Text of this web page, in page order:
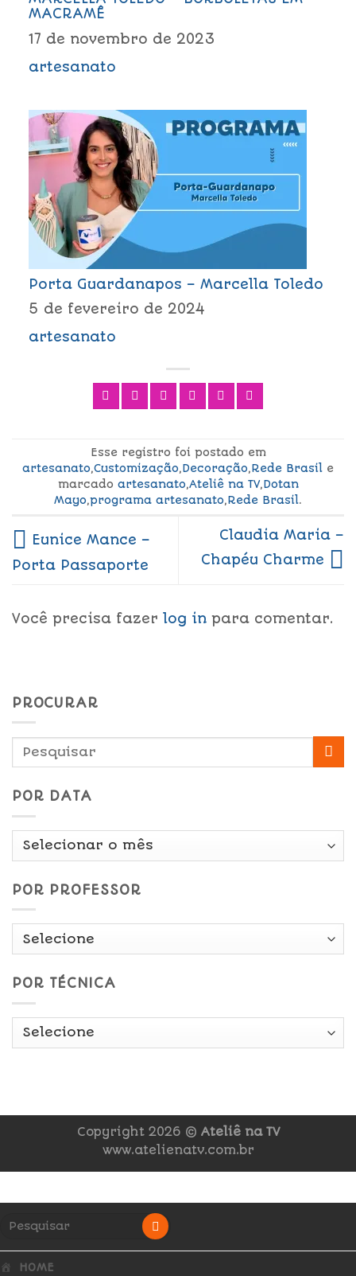
MACRAMÊ
17 de novembro de 2023
artesanato
Porta Guardanapos – Marcella Toledo
5 de fevereiro de 2024
artesanato
Esse registro foi postado em
artesanato,Customização,Decoração,Rede Brasil e
marcado artesanato,Ateliê na TV,Dotan
Mayo,programa artesanato,Rede Brasil.
Eunice Mance –
Porta Passaporte
Claudia Maria –
Chapéu Charme
Você precisa fazer log in para comentar.
PROCURAR
POR DATA
Por
POR PROFESSOR
POR TÉCNICA
Copyright 2026 © Ateliê na TV
www.atelienatv.com.br
HOME